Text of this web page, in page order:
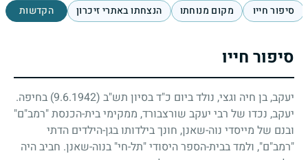
סיפור חייו מקום מנוחתו הנצחתו באתרי זיכרון הקדשות
סיפור חייו
יעקב, בן חיה וגצי, נולד ביום כ"ד בסיון תש"ב (9.6.1942)
בחיפה.
יעקב, נכדו של רבי יעקב שורצבורד, ממקימי בית-הכנסת "רמב"ם"
ובנם של מייסדי נוה-שאנן, חונך בילדותו בגן-הילדים הדתי
"רמב"ם", ולמד בבית-הספר היסודי "תל-חי" בנוה-שאנן. חביב היה